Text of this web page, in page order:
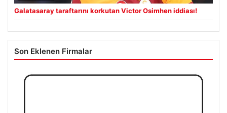
Galatasaray taraftarını korkutan Victor Osimhen iddiası!
Son Eklenen Firmalar